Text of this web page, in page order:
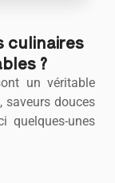
culinaires
?
un véritable
saveurs douces
quelques-unes